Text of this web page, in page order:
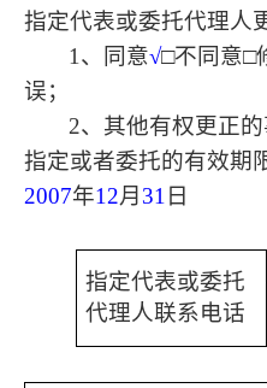
指定代表或委托代理人
1 、同意√□不同意□
误；
2、其他有权更正的
指定或者委托的有效期
2007年12月 31 日
指定代表或委托
代理人联系电话